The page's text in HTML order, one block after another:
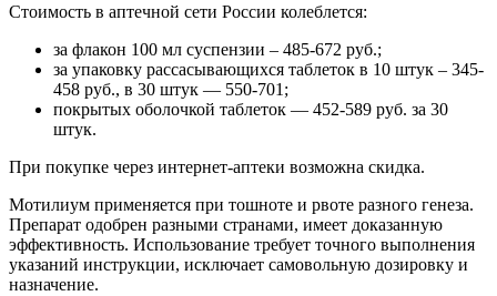
Стоимость в аптечной сети России колеблется:
за флакон 100 мл суспензии – 485-672 руб.;
за упаковку рассасывающихся таблеток в 10 штук – 345-
458 руб., в 30 штук — 550-701;
покрытых оболочкой таблеток — 452-589 руб. за 30
штук.
При покупке через интернет-аптеки возможна скидка.
Мотилиум применяется при тошноте и рвоте разного генеза.
Препарат одобрен разными странами, имеет доказанную
эффективность. Использование требует точного выполнения
указаний инструкции, исключает самовольную дозировку и
назначение.